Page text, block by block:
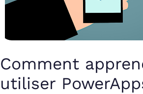
Comment
utiliser